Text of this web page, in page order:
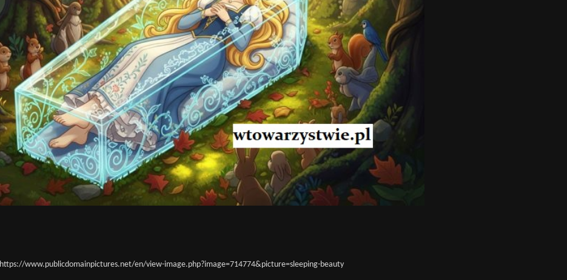
https://www.publicdomainpictures.net/en/view-image.php?image=714774&picture=sleeping-beauty